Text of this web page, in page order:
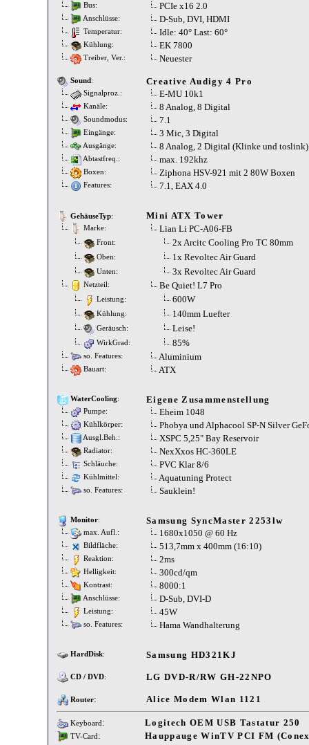
Bus: PCIe x16 2.0
Anschlüsse: D-Sub, DVI, HDMI
Temperatur: Idle: 40° Last: 60°
Kühlung: EK 7800
Treiber, Ver.: Neuester
Sound: Creative Audigy 4 Pro
Signalproz.: E-MU 10k1
Kanäle: 8 Analog, 8 Digital
Soundmodus: 7.1
Eingänge: 3 Mic, 3 Digital
Ausgänge: 8 Analog, 2 Digital (Klinke und toslink)
Abtastfreq.: max. 192khz
Boxen: Ziphona HSV-921 mit 2 80W Boxen
Features: 7.1, EAX 4.0
GehäuseTyp: Mini ATX Tower
Marke: Lian Li PC-A06-FB
Front: 2x Arcitc Cooling Pro TC 80mm
Oben: 1x Revoltec Air Guard
Unten: 3x Revoltec Air Guard
Netzteil: Be Quiet! L7 Pro
Leistung: 600W
Kühlung: 140mm Luefter
Geräusch: Leise!
WirkGrad: 85%
so. Features: Aluminium
Bauart: ATX
WaterCooling: Eigene Zusammenstellung
Pumpe: Eheim 1048
Kühlkörper: Phobya und Alphacool SP-N Silver
Ausgl.Beh.: XSPC 5,25" Bay Reservoir
Radiator: NexXxos HC-360LE
Schläuche: PVC Klar 8/6
Kühlmittel: Aquatuning Protect
so. Features: Sauklein!
Monitor: Samsung SyncMaster 2253lw
max. Aufl.: 1680x1050 @ 60 Hz
Bildfläche: 513,7mm x 400mm (16:10)
Reaktion: 2ms
Helligkeit: 300cd/qm
Kontrast: 8000:1
Anschlüsse: D-Sub, DVI-D
Leistung: 45W
so. Features: Hama Wandhalterung
HardDisk: Samsung HD321KJ
CD / DVD: LG DVD-R/RW GH-22NPO
Router: Alice Modem Wlan 1121
Keyboard: Logitech OEM USB Tastatur 250
TV-Card:
Hauppauge WinTV PCI FM